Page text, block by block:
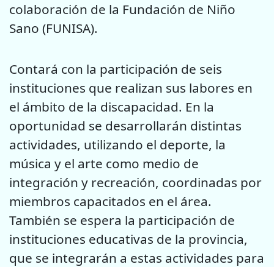
colaboración de la Fundación de Niño
Sano (FUNISA).
Contará con la participación de seis
instituciones que realizan sus labores en
el ámbito de la discapacidad. En la
oportunidad se desarrollarán distintas
actividades, utilizando el deporte, la
música y el arte como medio de
integración y recreación, coordinadas por
miembros capacitados en el área.
También se espera la participación de
instituciones educativas de la provincia,
que se integrarán a estas actividades para